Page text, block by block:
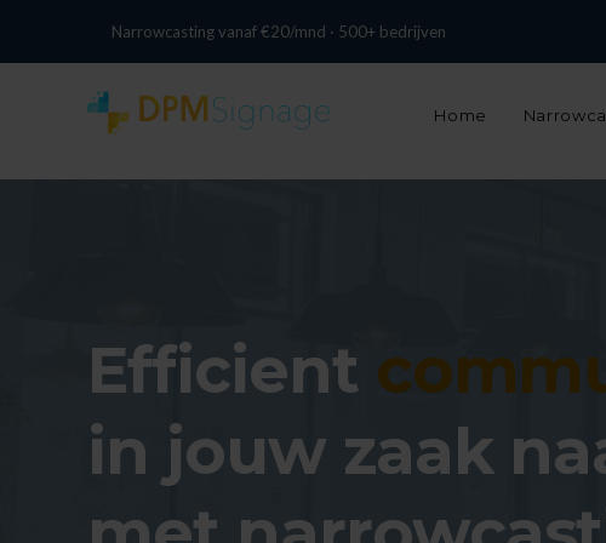
Narrowcasting vanaf €20/mnd · 500+ bedrijven
info@digitalpixelmarketing.nl
+31 13 737 0074
Home
Efficient
in jouw zaak